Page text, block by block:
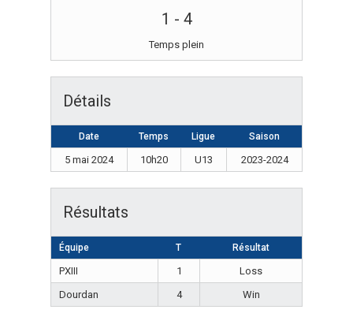
1 - 4
Temps plein
Détails
Date Temps Ligue Saison
5 mai 2024 10h20 U13 2023-2024
Résultats
Équipe T Résultat
PXIII 1
Loss
Dourdan
4 Win